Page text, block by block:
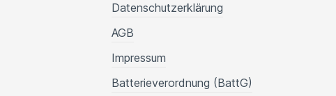
Datenschutzerklärung
AGB
Impressum
Batterieverordnung (BattG)